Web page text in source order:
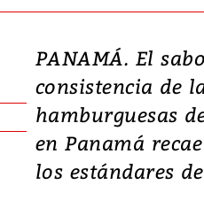
PANAMÁ. El
consistencia de
hamburguesas
en Panamá
los estándares
Video:
en
tierras